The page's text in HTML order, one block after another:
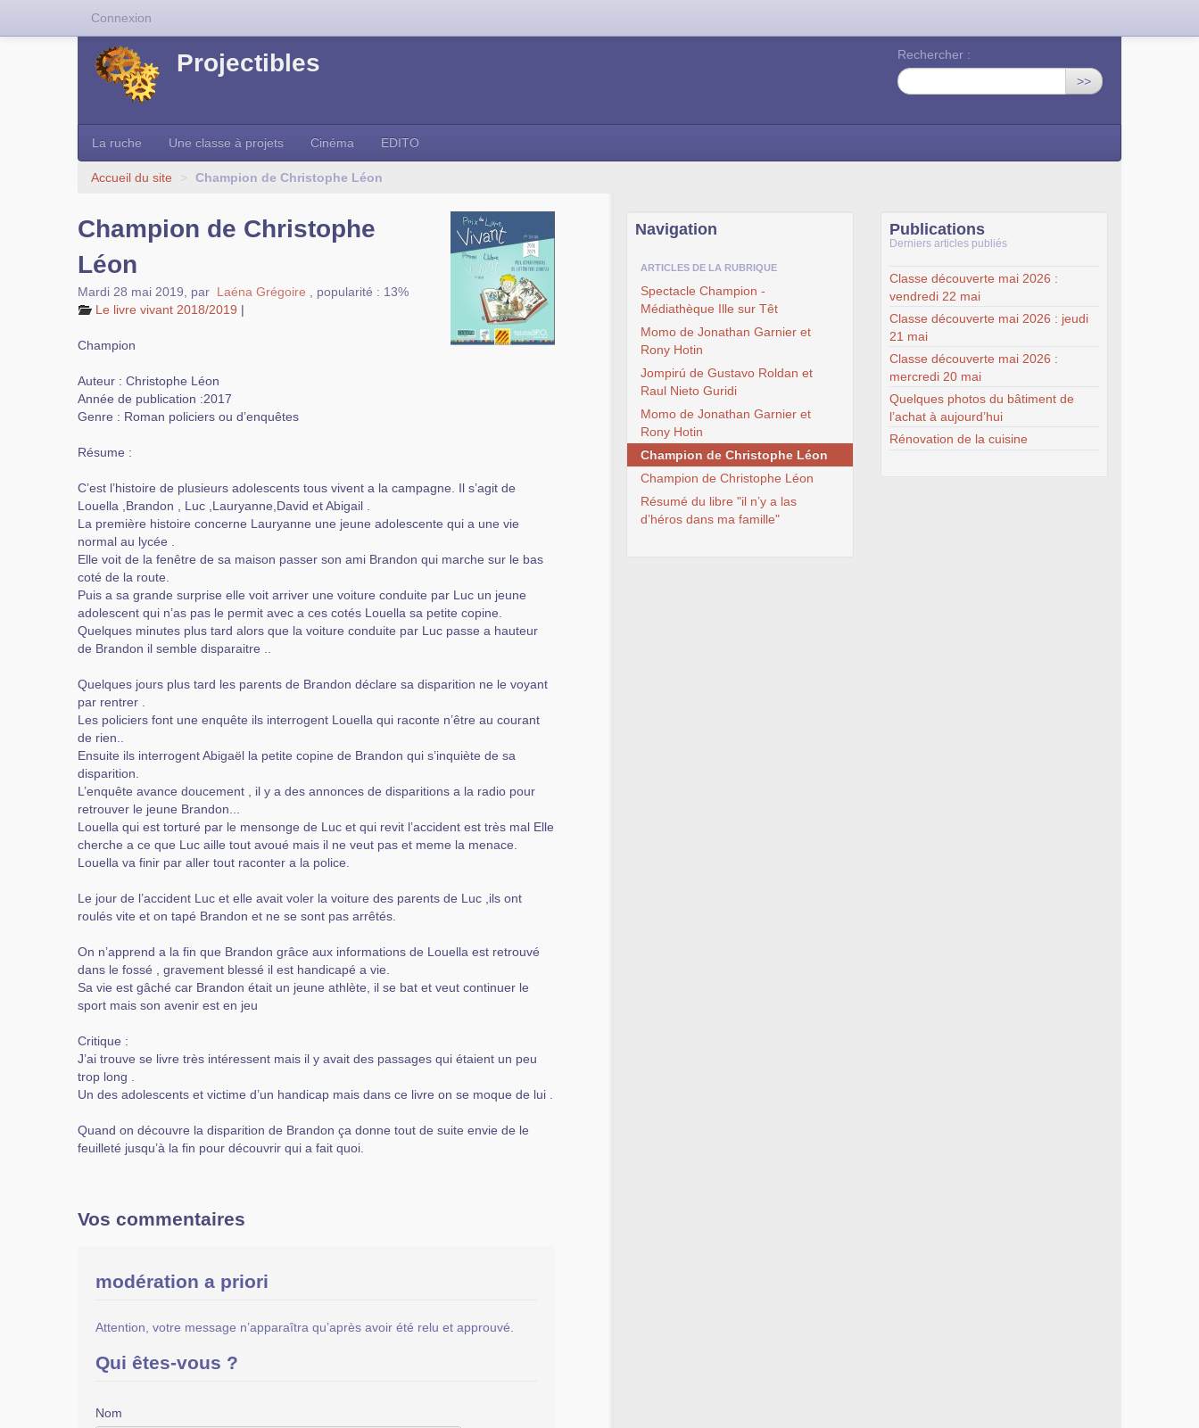
Projectibles
Rechercher :
>>
La ruche Une classe à projets Cinéma EDITO
Accueil du site > Champion de Christophe Léon
Champion de Christophe
Léon
Mardi 28 mai 2019 par Laéna Grégoire
popularité : 13%
Le livre vivant 2018/2019 |
Champion
Auteur : Christophe Léon
Année de publication :2017
Genre : Roman policiers ou d’enquêtes
Résume :
C’est l’histoire de plusieurs adolescents tous vivent a la campagne. Il s’agit de
Louella ,Brandon , Luc ,Lauryanne,David et Abigail .
La première histoire concerne Lauryanne une jeune adolescente qui a une vie
normal au lycée .
Elle voit de la fenêtre de sa maison passer son ami Brandon qui marche sur le bas
coté de la route.
Puis a sa grande surprise elle voit arriver une voiture conduite par Luc un jeune
adolescent qui n’as pas le permit avec a ces cotés Louella sa petite copine.
Quelques minutes plus tard alors que la voiture conduite par Luc passe a hauteur
de Brandon il semble disparaitre ..
Quelques jours plus tard les parents de Brandon déclare sa disparition ne le voyant
par rentrer .
Les policiers font une enquête ils interrogent Louella qui raconte n’être au courant
de rien..
Ensuite ils interrogent Abigaël la petite copine de Brandon qui s’inquiète de sa
disparition.
L’enquête avance doucement , il y a des annonces de disparitions a la radio pour
retrouver le jeune Brandon...
Louella qui est torturé par le mensonge de Luc et qui revit l’accident est très mal Elle
cherche a ce que Luc aille tout avoué mais il ne veut pas et meme la menace.
Louella va finir par aller tout raconter a la police.
Le jour de l’accident Luc et elle avait voler la voiture des parents de Luc ,ils ont
roulés vite et on tapé Brandon et ne se sont pas arrêtés.
On n’apprend a la fin que Brandon grâce aux informations de Louella est retrouvé
dans le fossé , gravement blessé il est handicapé a vie.
Sa vie est gâché car Brandon était un jeune athlète, il se bat et veut continuer le
sport mais son avenir est en jeu
Critique :
J’ai trouve se livre très intéressent mais il y avait des passages qui étaient un peu
trop long .
Un des adolescents et victime d’un handicap mais dans ce livre on se moque de lui .
Quand on découvre la disparition de Brandon ça donne tout de suite envie de le
feuilleté jusqu’à la fin pour découvrir qui a fait quoi.
Vos commentaires
modération a priori
Attention, votre message n’apparaîtra qu’après avoir été relu et approuvé.
Qui êtes-vous ?
Nom
Navigation
ARTICLES DE LA RUBRIQUE
Spectacle Champion -
Médiathèque Ille sur Têt
Momo de Jonathan Garnier et
Rony Hotin
Jompirú de Gustavo Roldan et
Raul Nieto Guridi
Momo de Jonathan Garnier et
Rony Hotin
Champion de Christophe Léon
Champion de Christophe Léon
Résumé du libre "il n’y a las
d’héros dans ma famille"
Publications
Derniers articles publiés
Classe découverte mai 2026 :
vendredi 22 mai
Classe découverte mai 2026 : jeudi
21 mai
Classe découverte mai 2026 :
mercredi 20 mai
Quelques photos du bâtiment de
l’achat à aujourd’hui
Rénovation de la cuisine
Connexion